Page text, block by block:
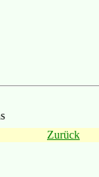
Zurück